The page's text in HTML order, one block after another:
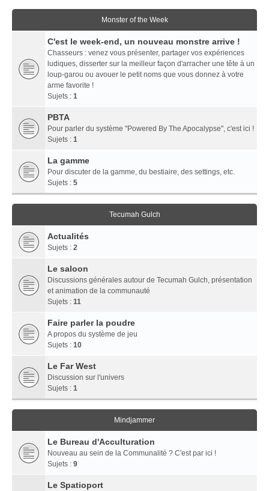
Monster of the Week
C'est le week-end, un nouveau monstre arrive !
Chasseurs : venez vous présenter, partager vos expériences
ludiques, disserter sur la meilleur façon d'arracher une tête à un
loup-garou ou avouer le petit noms que vous donnez à votre
arme favorite !
Sujets : 1
PBTA
Pour parler du système "Powered By The Apocalypse", c'est ici !
Sujets : 1
La gamme
Pour discuter de la gamme, du bestiaire, des settings, etc.
Sujets : 5
Tecumah Gulch
Actualités
Sujets : 2
Le saloon
Discussions générales autour de Tecumah Gulch, présentation
et animation de la communauté
Sujets : 11
Faire parler la poudre
A propos du système de jeu
Sujets : 10
Le Far West
Discussion sur l'univers
Sujets : 1
Mindjammer
Le Bureau d'Acculturation
Nouveau au sein de la Communalité ? C'est par ici !
Sujets : 9
Le Spatioport